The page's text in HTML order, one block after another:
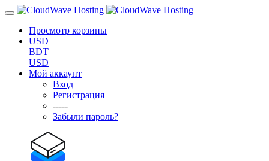
Просмотр корзины
USD
BDT
USD
Мой аккаунт
Вход
Регистрация
-----
Забыли пароль?